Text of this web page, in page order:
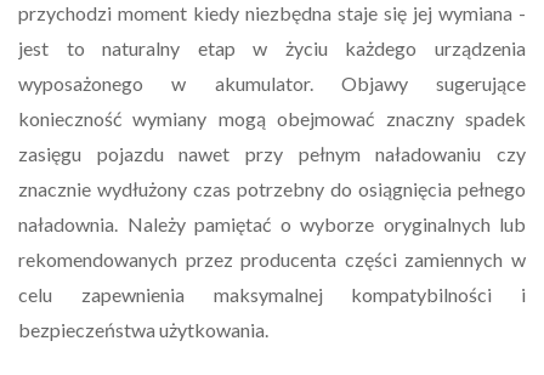
przychodzi moment kiedy niezbędna staje się jej wymiana -
jest to naturalny etap w życiu każdego urządzenia
wyposażonego w akumulator. Objawy sugerujące
konieczność wymiany mogą obejmować znaczny spadek
zasięgu pojazdu nawet przy pełnym naładowaniu czy
znacznie wydłużony czas potrzebny do osiągnięcia pełnego
naładownia. Należy pamiętać o wyborze oryginalnych lub
rekomendowanych przez producenta części zamiennych w
celu zapewnienia maksymalnej kompatybilności i
bezpieczeństwa użytkowania.